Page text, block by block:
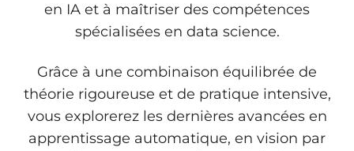
en IA et à maîtriser des compétences
spécialisées en data science.
Grâce à une combinaison équilibrée de
théorie rigoureuse et de pratique intensive,
vous explorerez les dernières avancées en
apprentissage automatique, en vision par